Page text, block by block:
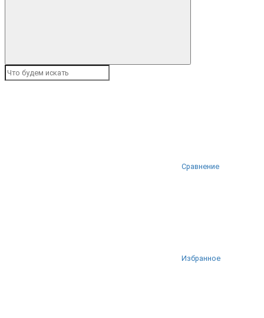
Сравнение
Избранное